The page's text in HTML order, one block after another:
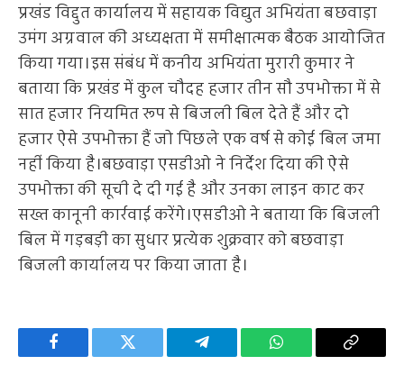
प्रखंड विद्दुत कार्यालय में सहायक विद्युत अभियंता बछवाड़ा
उमंग अग्रवाल की अध्यक्षता में समीक्षात्मक बैठक आयोजित
किया गया।इस संबंध में कनीय अभियंता मुरारी कुमार ने
बताया कि प्रखंड में कुल चौदह हजार तीन सौ उपभोक्ता में से
सात हजार नियमित रूप से बिजली बिल देते हैं और दो
हजार ऐसे उपभोक्ता हैं जो पिछले एक वर्ष से कोई बिल जमा
नहीं किया है।बछवाड़ा एसडीओ ने निर्देश दिया की ऐसे
उपभोक्ता की सूची दे दी गई है और उनका लाइन काट कर
सख्त कानूनी कार्रवाई करेंगे।एसडीओ ने बताया कि बिजली
बिल में गड़बड़ी का सुधार प्रत्येक शुक्रवार को बछवाड़ा
बिजली कार्यालय पर किया जाता है।
Facebook Twitter Telegram WhatsApp Copy